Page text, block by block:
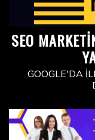
SEO
GOOGLE'DA